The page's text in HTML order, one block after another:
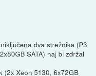
dva strežnika (P3
SATA) naj bi zdržal
(2x Xeon 5130, 6x72GB